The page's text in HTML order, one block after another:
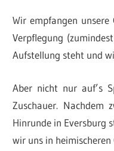
Wir empfangen
Verpflegung
Aufstellung steht und
Aber nicht nur auf’s
Zuschauer. Nachdem
Hinrunde in Eversburg
wir uns in